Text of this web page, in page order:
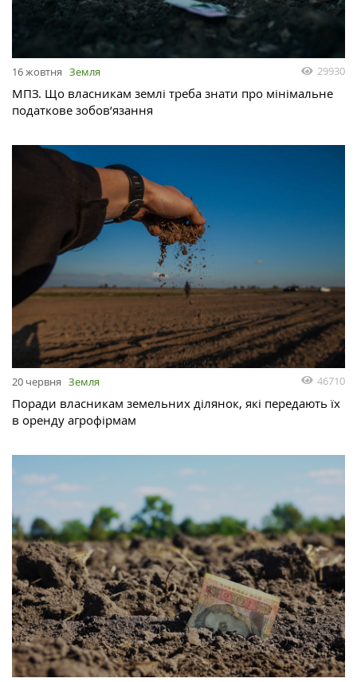
16 жовтня Земля 29930
МПЗ. Що власникам землі треба знати про мінімальне
податкове зобов’язання
20 червня Земля 46710
Поради власникам земельних ділянок, які передають їх
в оренду агрофірмам